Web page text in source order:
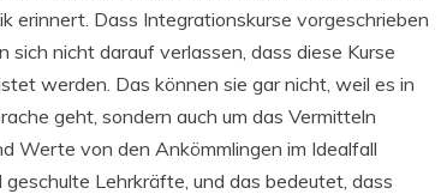
erinnert. Dass Integrationskurse vorgeschrieben
nicht darauf verlassen, dass diese Kurse
werden. Das können sie gar nicht, weil es in
geht, sondern auch um das Vermitteln
Werte von den Ankömmlingen im Idealfall
Lehrkräfte, und das bedeutet, dass